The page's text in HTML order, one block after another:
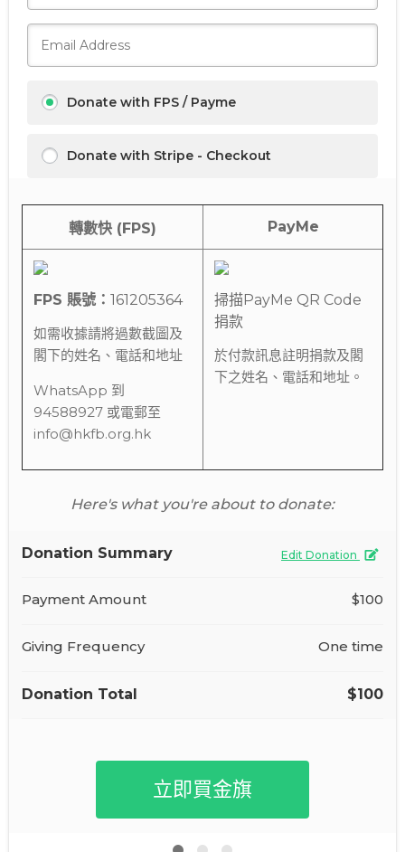
Donate with FPS / Payme
Donate with Stripe - Checkout
轉數快 (FPS) PayMe
FPS 賬號： 161205364
如需收據請將過數截圖及
閣下的姓名、電話和地址
WhatsApp 到
94588927 或電郵至
info@hkfb.org.hk
掃描PayMe QR Code
捐款
於付款訊息註明捐款及閣
下之姓名、電話和地址。
Here's what you're about to donate:
Donation Summary Edit Donation
Payment Amount $100
Giving Frequency One time
Donation Total $100